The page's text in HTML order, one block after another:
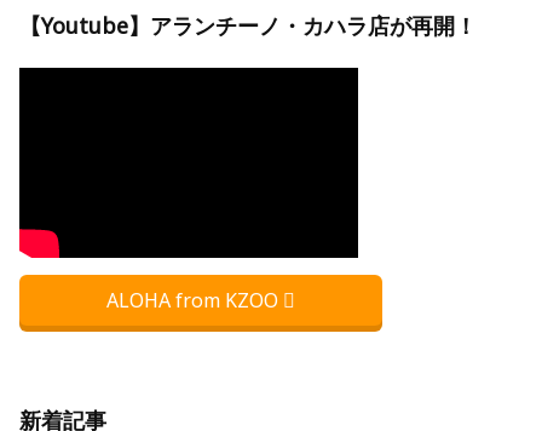
【Youtube】アランチーノ・カハラ店が再開！
ALOHA from KZOO
新着記事